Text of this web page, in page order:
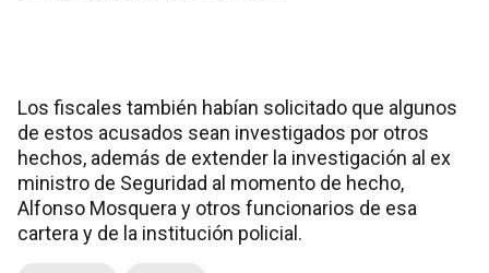
Los fiscales también habían solicitado que algunos
de estos acusados sean investigados por otros
hechos, además de extender la investigación al ex
ministro de Seguridad al momento de hecho,
Alfonso Mosquera y otros funcionarios de esa
cartera y de la institución policial.